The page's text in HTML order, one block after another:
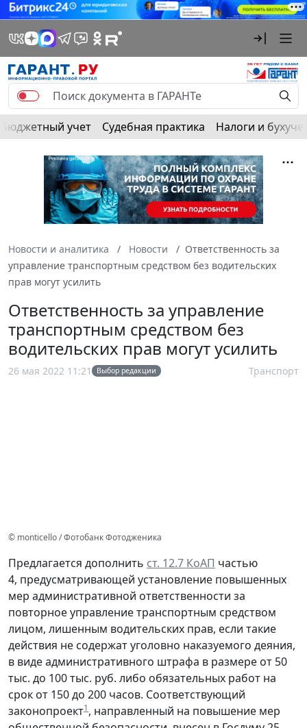
Бюджетный учет Судебная практика Налоги и
Новости и аналитика Новости
Ответственность за
управление транспортным средством без водительских
прав могут усилить
Ответственность за управление
транспортным средством без
водительских прав могут усилить
26 мая 2022 11:21 Выбор редакции Транспорт
© monticello / Фотобанк Фотодженика
Предлагается дополнить ст. 12.7 КоАП частью
4, предусматривающей установление повышенных
мер административной ответственности за
повторное управление транспортным средством
лицом, лишенным водительских прав, если такие
действия не содержат уголовно наказуемого деяния,
в виде административного штрафа в размере от 50
тыс. до 100 тыс. руб. либо обязательных работ на
срок от 150 до 200 часов. Соответствующий
законопроект1, направленный на повышение мер